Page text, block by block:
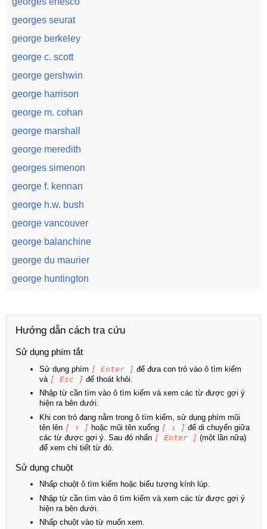
georges seurat
george berkeley
george c. scott
george gershwin
george harrison
george m. cohan
george marshall
george meredith
georges simenon
george f. kennan
george h.w. bush
george vancouver
george balanchine
george du maurier
george huntington
Hướng dẫn cách tra cứu
Sử dụng phím tắt
Sử dụng phím [ Enter ] để đưa con trỏ vào ô tìm kiếm
và [ Esc ] để thoát khỏi.
Nhập từ cần tìm vào ô tìm kiếm và xem các từ được gợi ý
hiện ra bên dưới.
Khi con trỏ đang nằm trong ô tìm kiếm, sử dụng phím mũi
tên lên [ ↑ ] hoặc mũi tên xuống [ ↓ ] để di chuyển giữa
các từ được gợi ý. Sau đó nhấn [ Enter ] (một lần nữa)
để xem chi tiết từ đó.
Sử dụng chuột
Nhấp chuột ô tìm kiếm hoặc biểu tượng kính lúp.
Nhập từ cần tìm vào ô tìm kiếm và xem các từ được gợi ý
hiện ra bên dưới.
Nhấp chuột vào từ muốn xem.